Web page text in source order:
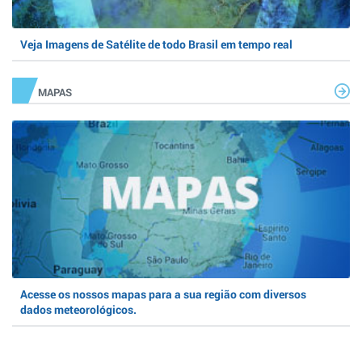
Veja Imagens de Satélite de todo Brasil em tempo real
MAPAS
Acesse os nossos mapas para a sua região com diversos
dados meteorológicos.